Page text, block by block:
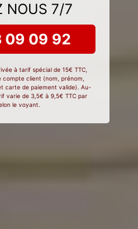
NOUS 7/7
09 92
à tarif spécial de 15€ TTC,
client (nom, prénom,
carte de paiement valide). Au-
varie de 3,5€ à 9,5€ TTC par
le voyant.